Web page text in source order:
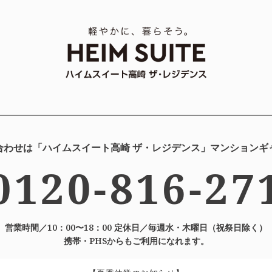
わせは「ハイムスイート高崎 ザ・レジデンス」マンションギ
816-
営業時間／10：00〜18：00 定休日／毎週水・木曜日（祝祭日除く）
携帯・PHSからもご利用になれます。